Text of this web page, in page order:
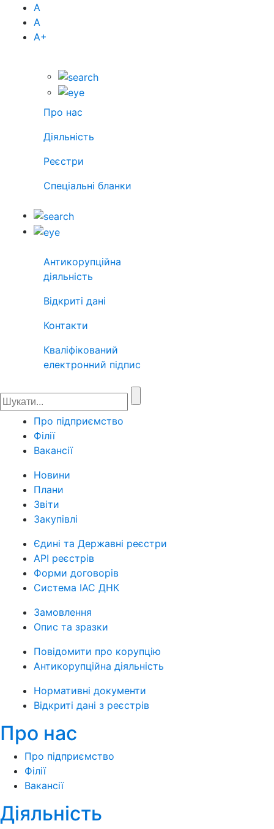
А
А
А+
Про нас
Діяльність
Реєстри
Спеціальні бланки
Антикорупційна
діяльність
Відкриті дані
Контакти
Кваліфікований
електронний підпис
Про підприємство
Філії
Вакансії
Новини
Плани
Звіти
Закупівлі
Єдині та Державні реєстри
API реєстрів
Форми договорів
Система ІАС ДНК
Замовлення
Опис та зразки
Повідомити про корупцію
Антикорупційна діяльність
Нормативні документи
Відкриті дані з реєстрів
Про нас
Про підприємство
Філії
Вакансії
Діяльність